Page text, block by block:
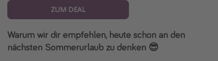
ZUM DEAL
Warum wir dir empfehlen, heute schon an den
nächsten Sommerurlaub zu denken 😎